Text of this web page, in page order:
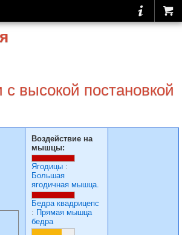
высокой постановкой
Воздействие на
мышцы:
Ягодицы :
Большая
ягодичная мышца.
Бедра квадрицепс
: Прямая мышца
бедра